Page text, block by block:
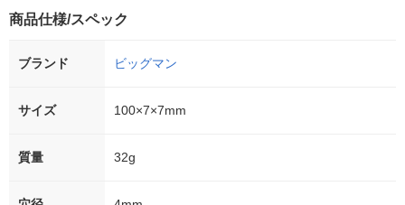
商品仕様/スペック
ブランド ビッグマン
サイズ 100×7×7mm
質量 32g